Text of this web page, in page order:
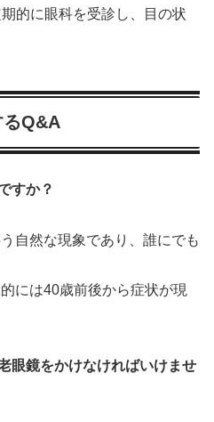
期的に眼科を受診し、目の状
るQ&A
すか？
自然な現象であり、誰にでも
には40歳前後から症状が現
眼鏡をかけなければいけませ